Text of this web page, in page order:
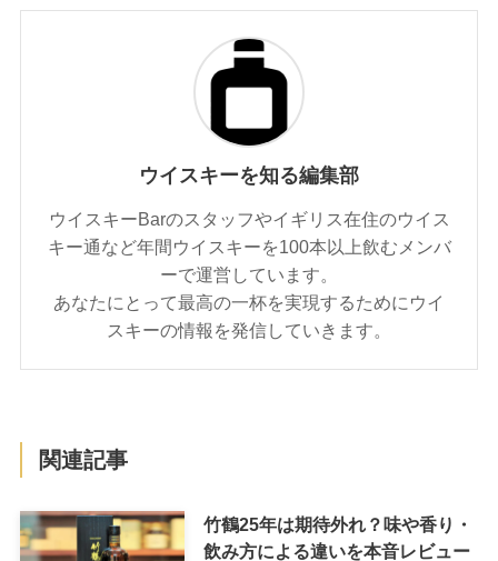
ウイスキーを知る編集部
ウイスキーBarのスタッフやイギリス在住のウイス
キー通など年間ウイスキーを100本以上飲むメンバ
ーで運営しています。
あなたにとって最高の一杯を実現するためにウイ
スキーの情報を発信していきます。
関連記事
竹鶴25年は期待外れ？味や香り・
飲み方による違いを本音レビュー